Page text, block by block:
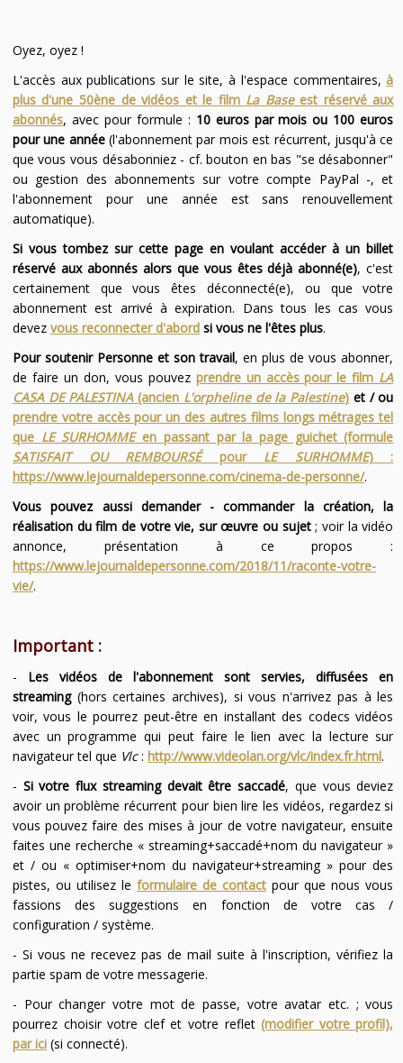
Oyez, oyez !
L'accès aux publications sur le site, à l'espace commentaires,à
plus d'une 50ène de vidéos et le film La Baseest réservé aux
abonnés, avec pour formule : 10 euros par mois ou 100 euros
pour une année(l'abonnement par mois est récurrent, jusqu'à ce
que vous vous désabonniez - cf. bouton en bas "se désabonner"
ou gestion des abonnements sur votre compte PayPal -, et
l'abonnement pour une année est sans renouvellement
automatique).
Si vous tombez sur cette page en voulant accéder à un billet
réservé aux abonnés alors que vous êtes déjà abonné(e), c'est
certainement que vous êtes déconnecté(e), ou que votre
abonnement est arrivé à expiration. Dans tous les cas vous
devez vous reconnecter d'abordsi vous ne l'êtes plus.
Pour soutenir Personne et son travail, en plus de vous abonner,
de faire un don, vous pouvez prendre un accès pour le film LA
CASA DE PALESTINA(ancien L'orpheline de la Palestine) et / ou
prendre votre accès pour un des autres films longs métrages tel
que LE SURHOMMEen passant par la page guichet (formule
SATISFAIT OU REMBOURSÉpour LE SURHOMME) :
https://www.lejournaldepersonne.com/cinema-de-personne/.
Vous pouvez aussi demander - commander la création, la
réalisation du film de votre vie, sur œuvre ou sujet; voir la vidéo
annonce, présentation à ce propos :
https://www.lejournaldepersonne.com/2018/11/raconte-votre-
vie/.
Important :
- Les vidéos de l'abonnement sont servies, diffusées en
streaming(hors certaines archives), si vous n'arrivez pas à les
voir, vous le pourrez peut-être en installant des codecs vidéos
avec un programme qui peut faire le lien avec la lecture sur
navigateur tel que Vlc: http://www.videolan.org/vlc/index.fr.html.
- Si votre flux streaming devait être saccadé, que vous deviez
avoir un problème récurrent pour bien lire les vidéos, regardez si
vous pouvez faire des mises à jour de votre navigateur, ensuite
faites une recherche « streaming+saccadé+nom du navigateur »
et / ou « optimiser+nom du navigateur+streaming » pour des
pistes, ou utilisez leformulaire de contact pour que nous vous
fassions des suggestions en fonction de votre cas /
configuration / système.
- Si vous ne recevez pas de mail suite à l'inscription, vérifiez la
partie spam de votre messagerie.
- Pour changer votre mot de passe, votre avatar etc. ; vous
pourrez choisir votre clef et votre reflet(modifier votre profil),
par ici(si connecté).